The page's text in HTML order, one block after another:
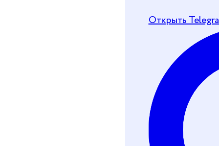
и перейти на
Хочу получить
Телеграм-бот
Почту
Открыть